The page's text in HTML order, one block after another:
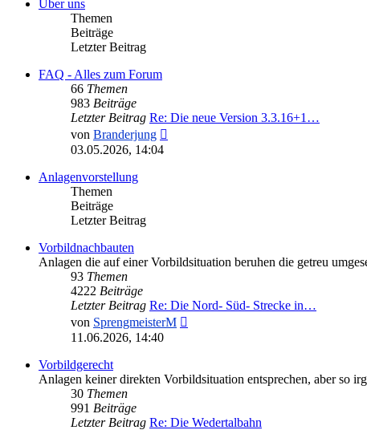
Über uns
Themen
Beiträge
Letzter Beitrag
FAQ - Alles zum Forum
66 Themen
983 Beiträge
Letzter Beitrag Re: Die neue Version 3.3.16+1…
von Branderjung
03.05.2026, 14:04
Anlagenvorstellung
Themen
Beiträge
Letzter Beitrag
Vorbildnachbauten
Anlagen die auf einer Vorbildsituation beruhen die getreu
93 Themen
4222 Beiträge
Letzter Beitrag Re: Die Nord- Süd- Strecke in…
von SprengmeisterM
11.06.2026, 14:40
Vorbildgerecht
Anlagen keiner direkten Vorbildsituation entsprechen, aber so
30 Themen
991 Beiträge
Letzter Beitrag Re: Die Wedertalbahn